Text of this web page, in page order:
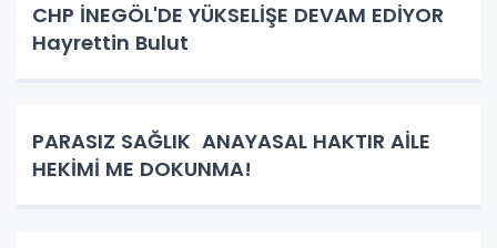
CHP İNEGÖL'DE YÜKSELİŞE DEVAM EDİYOR
Hayrettin Bulut
PARASIZ SAĞLIK ANAYASAL HAKTIR AİLE
HEKİMİ ME DOKUNMA!